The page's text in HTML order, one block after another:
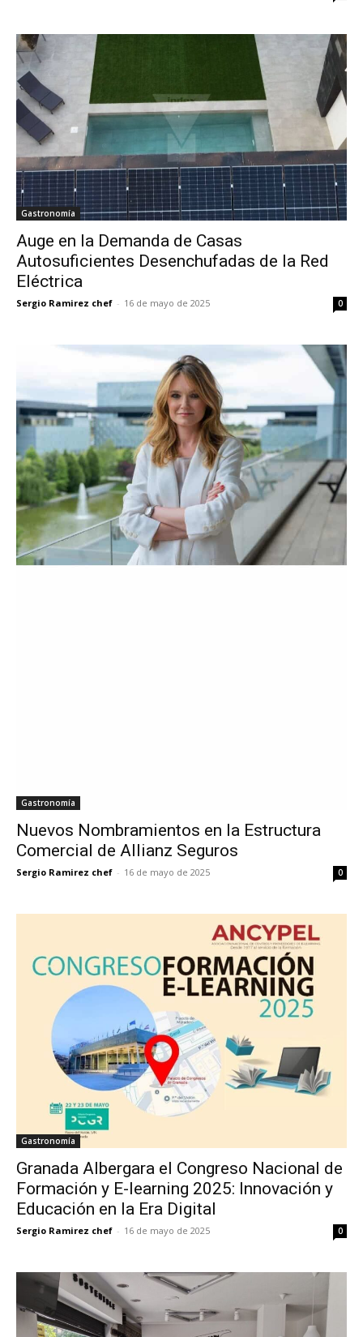
Gastronomía
Auge en la Demanda de Casas
Autosuficientes Desenchufadas de la Red
Eléctrica
Sergio Ramirez chef - 16 de mayo de 2025 0
Gastronomía
Nuevos Nombramientos en la Estructura
Comercial de Allianz Seguros
Sergio Ramirez chef - 16 de mayo de 2025 0
Gastronomía
Granada Albergara el Congreso Nacional de
Formación y E-learning 2025: Innovación y
Educación en la Era Digital
Sergio Ramirez chef - 16 de mayo de 2025 0